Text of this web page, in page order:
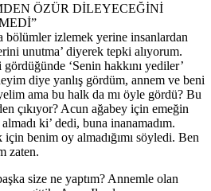
ÖZÜR DİLEYECEĞİNİ
bölümler izlemek yerine insanlardan
unutma’ diyerek tepki alıyorum.
‘Senin hakkını yediler’
diye yanlış gördüm, annem ve beni
ama bu halk da mı öyle gördü? Bu
çıkıyor? Acun ağabey için emeğin
ki’ dedi, buna inanamadım.
için benim oy almadığımı söyledi. Ben
zaten.
size ne yaptım? Annemle olan